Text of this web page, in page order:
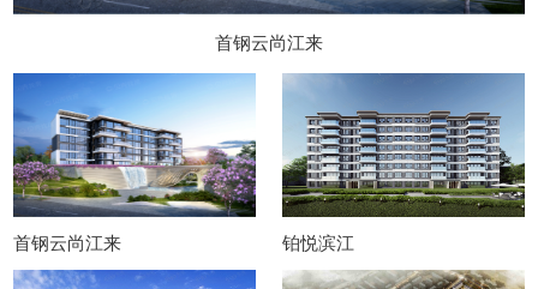
首钢云尚江来
首钢云尚江来 铂悦滨江